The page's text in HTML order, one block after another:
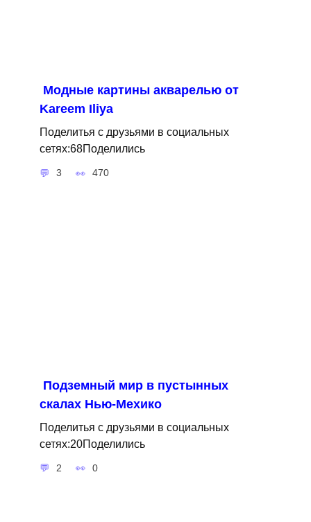
Модные картины акварелью от
Kareem Iliya
Поделитья с друзьями в социальных
сетях:68Поделились
3 470
Подземный мир в пустынных
скалах Нью-Мехико
Поделитья с друзьями в социальных
сетях:20Поделились
2 0